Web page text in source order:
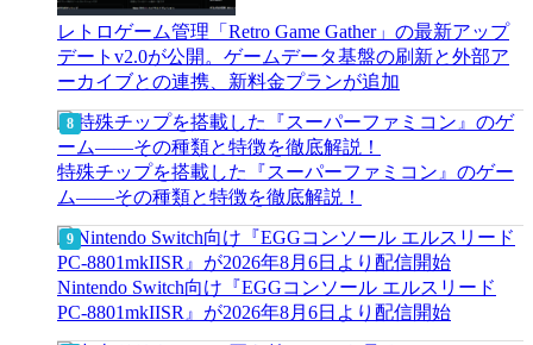
レトロゲーム管理「Retro Game Gather」の最新アップ
デートv2.0が公開。ゲームデータ基盤の刷新と外部ア
ーカイブとの連携、新料金プランが追加
特殊チップを搭載した『スーパーファミコン』のゲー
ム――その種類と特徴を徹底解説！
Nintendo Switch向け『EGGコンソール エルスリード
PC-8801mkIISR』が2026年8月6日より配信開始